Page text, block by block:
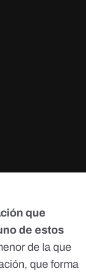
que
de estos
de la que
, que forma